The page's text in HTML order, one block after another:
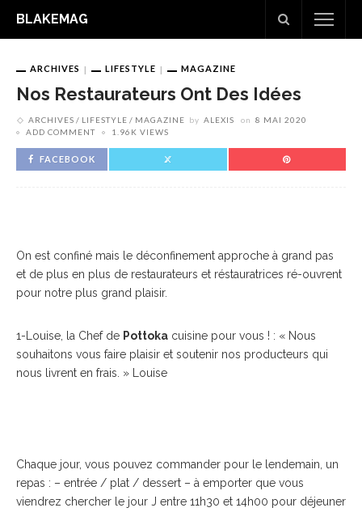
BLAKEMAG
ARCHIVES LIFESTYLE MAGAZINE
Nos Restaurateurs Ont Des Idées
ARCHIVES LIFESTYLE MAGAZINE by ALEXIS on 8 MAI 2020
ADD COMMENT
1.96K VIEWS
FACEBOOK
On est confiné mais le déconfinement approche à grand pas
et de plus en plus de restaurateurs et réstauratrices ré-ouvrent
pour notre plus grand plaisir.
1-Louise, la Chef de Pottoka cuisine pour vous ! : « Nous
souhaitons vous faire plaisir et soutenir nos producteurs qui
nous livrent en frais. » Louise
Chaque jour, vous pouvez commander pour le lendemain, un
repas : – entrée / plat / dessert – à emporter que vous
viendrez chercher le jour J entre 11h30 et 14h00 pour déjeuner